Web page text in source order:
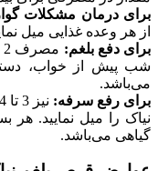
برای درمان مشکلات
از هر وعده غذایی میل
برای دفع بلغم:
شب پیش از خواب،
می‌باشد.
برای رفع سرفه:
گیاهی می‌باشد.